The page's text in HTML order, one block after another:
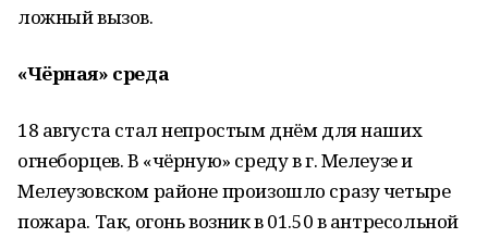
ложный вызов.
«Чёрная» среда
18 августа стал непростым днём для наших
огнеборцев. В «чёрную» среду в г. Мелеузе и
Мелеузовском районе произошло сразу четыре
пожара. Так, огонь возник в 01.50 в антресольной